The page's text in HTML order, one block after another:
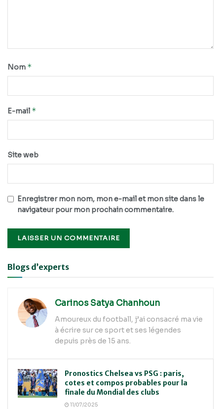
Nom *
E-mail *
Site web
Enregistrer mon nom, mon e-mail et mon site dans le
navigateur pour mon prochain commentaire.
Alternative:
Blogs d’experts
Carinos Satya Chanhoun
Amoureux du football, j’ai consacré ma vie
à écrire sur ce sport et ses légendes
depuis près de 15 ans.
Pronostics Chelsea vs PSG : paris,
cotes et compos probables pour la
finale du Mondial des clubs
11/07/2025